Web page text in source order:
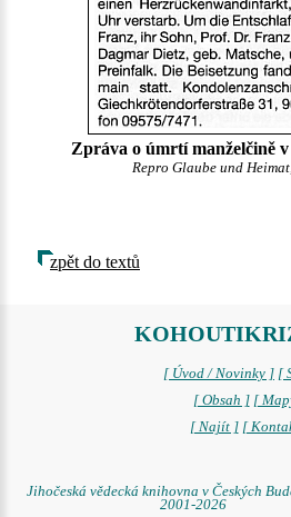
Zpráva o úmrtí manželčině
Repro Glaube und
zpět do textů
[ Úvod / Novinky ] [
[ Obsah ] [
[ Najít ] [
Jihočeská vědecká knihovna v Českých
2001-2026